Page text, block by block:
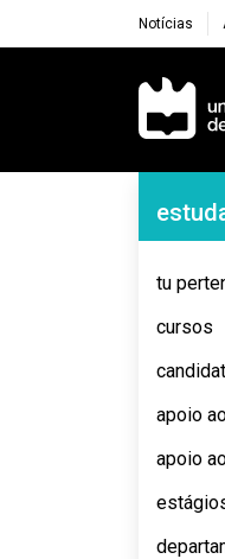
Notícias
Navegação
tu
cursos
apoio
apoio